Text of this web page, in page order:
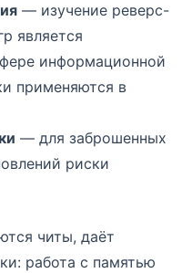
— изучение реверс-
является
информационной
применяются в
— для заброшенных
риски
читы, даёт
работа с памятью